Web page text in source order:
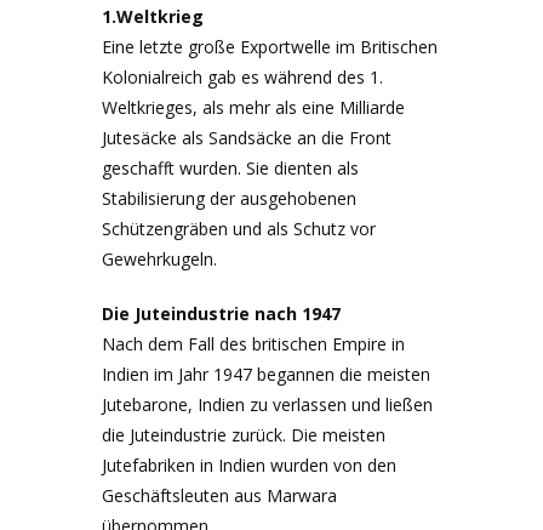
1.Weltkrieg
Eine letzte große Exportwelle im Britischen
Kolonialreich gab es während des 1.
Weltkrieges, als mehr als eine Milliarde
Jutesäcke als Sandsäcke an die Front
geschafft wurden. Sie dienten als
Stabilisierung der ausgehobenen
Schützengräben und als Schutz vor
Gewehrkugeln.
Die Juteindustrie nach 1947
Nach dem Fall des britischen Empire in
Indien im Jahr 1947 begannen die meisten
Jutebarone, Indien zu verlassen und ließen
die Juteindustrie zurück. Die meisten
Jutefabriken in Indien wurden von den
Geschäftsleuten aus Marwara